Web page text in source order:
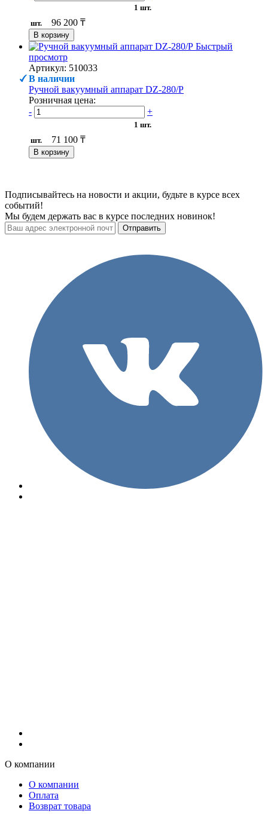
1 шт.
шт.
96 200 ₸
В корзину
Быстрый
просмотр
Артикул: 510033
В наличии
Ручной вакуумный аппарат DZ-280/P
Розничная цена:
-
+
1 шт.
шт.
71 100 ₸
В корзину
Подписывайтесь на новости и акции, будьте в курсе всех
событий!
Мы будем держать вас в курсе последних новинок!
О компании
О компании
Оплата
Возврат товара